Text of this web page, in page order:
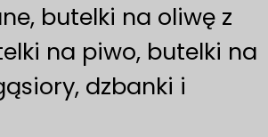
butelki na oliwę z
na piwo, butelki na
dzbanki i